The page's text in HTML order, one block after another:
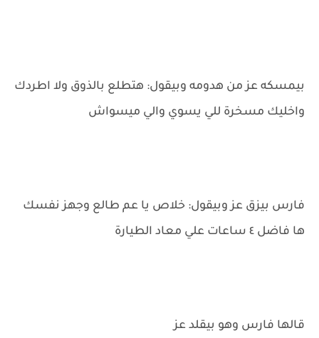
بيمسكه عز من هدومه وبيقول: هتطلع بالذوق ولا اطردك
واخليك مسخرة للي يسوي والي ميسواش
فارس بيزق عز وبيقول: خلاص يا عم طالع وجهز نفسك
ها فاضل ٤ ساعات علي معاد الطيارة
قالها فارس وهو بيقلد عز